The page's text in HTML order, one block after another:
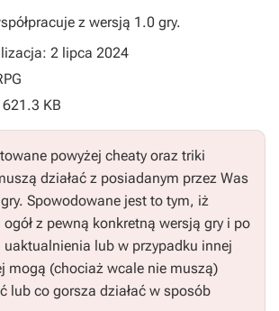
z wersją 1.0 gry.
2 lipca 2024
KB
powyżej cheaty oraz triki
działać z posiadanym przez Was
Spowodowane jest to tym, iż
ogół z pewną konkretną wersją gry i po
lub w przypadku innej
mogą (chociaż wcale nie muszą)
lub co gorsza działać w sposób